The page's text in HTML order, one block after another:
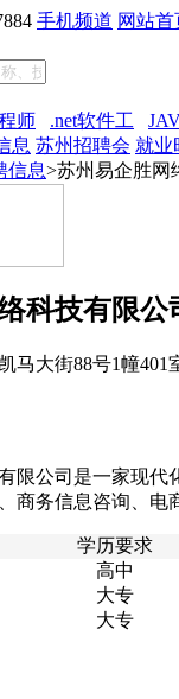
手机频道 网站首
师 .net软件工
息 苏州招聘会 就业
信息>苏州易企胜网
科技有限公
马大街88号1幢401
限公司是一家现代
商务信息咨询、电
学历要求
高中
大专
大专